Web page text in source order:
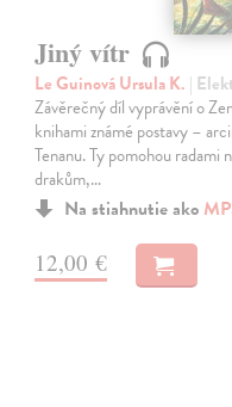
Jiný vítr
Le Guinová Ursula K. |
Závěrečný díl vyprávění o
knihami známé postavy –
Tenanu. Ty pomohou
drakům,…
Na stiahnutie ako
12,00 €